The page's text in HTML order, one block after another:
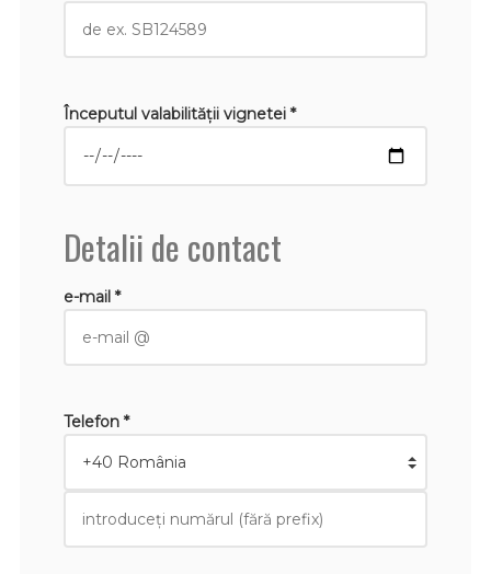
Începutul valabilităţii vignetei *
Detalii de contact
e-mail *
Telefon *